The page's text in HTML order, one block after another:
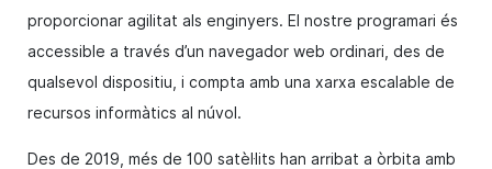
proporcionar agilitat als enginyers. El nostre programari és
accessible a través d’un navegador web ordinari, des de
qualsevol dispositiu, i compta amb una xarxa escalable de
recursos informàtics al núvol.
Des de 2019, més de 100 satèl·lits han arribat a òrbita amb